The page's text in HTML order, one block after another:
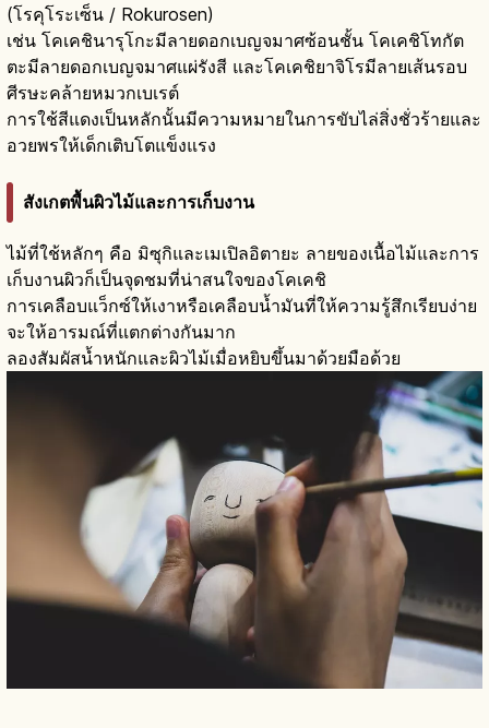
(โรคุโระเซ็น / Rokurosen)
เช่น โคเคชินารุโกะมีลายดอกเบญจมาศซ้อนชั้น โคเคชิโทกัต
ตะมีลายดอกเบญจมาศแผ่รังสี และโคเคชิยาจิโรมีลายเส้นรอบ
ศีรษะคล้ายหมวกเบเรต์
การใช้สีแดงเป็นหลักนั้นมีความหมายในการขับไล่สิ่งชั่วร้ายและ
อวยพรให้เด็กเติบโตแข็งแรง
สังเกตพื้นผิวไม้และการเก็บงาน
ไม้ที่ใช้หลักๆ คือ มิซุกิและเมเปิลอิตายะ ลายของเนื้อไม้และการ
เก็บงานผิวก็เป็นจุดชมที่น่าสนใจของโคเคชิ
การเคลือบแว็กซ์ให้เงาหรือเคลือบน้ำมันที่ให้ความรู้สึกเรียบง่าย
จะให้อารมณ์ที่แตกต่างกันมาก
ลองสัมผัสน้ำหนักและผิวไม้เมื่อหยิบขึ้นมาด้วยมือด้วย